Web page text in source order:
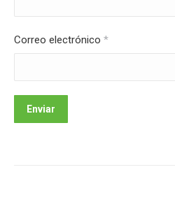
Correo electrónico *